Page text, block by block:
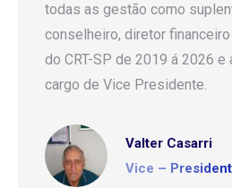
Valter Casarri
Vice –
todas as gestão como
conselheiro, diretor
do CRT-SP de 2019 á 2026 e
cargo de Vice Presidente.